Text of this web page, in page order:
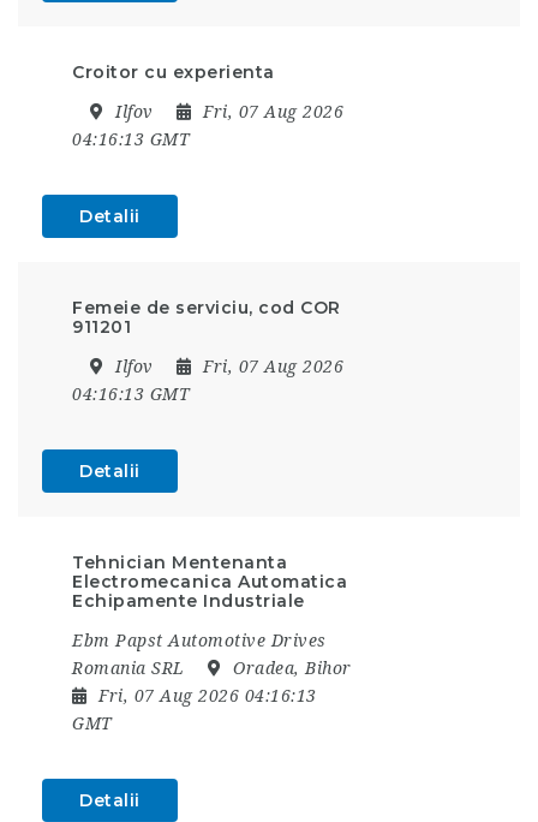
Croitor cu experienta
Ilfov
Fri, 07 Aug 2026
04:16:13 GMT
Detalii
Femeie de serviciu, cod COR
911201
Ilfov
Fri, 07 Aug 2026
04:16:13 GMT
Detalii
Tehnician Mentenanta
Electromecanica Automatica
Echipamente Industriale
Ebm Papst Automotive Drives
Romania SRL
Oradea, Bihor
Fri, 07 Aug 2026 04:16:13
GMT
Detalii